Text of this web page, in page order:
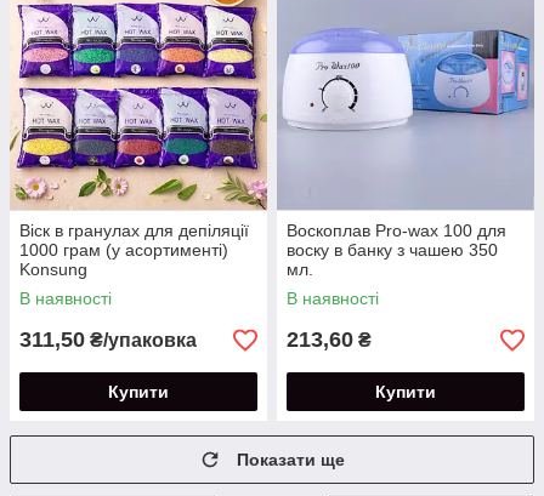
Віск в гранулах для депіляції
1000 грам (у асортименті)
Konsung
В наявності
311,50 ₴/упаковка
Купити
Воскоплав Pro-wax 100 для
воску в банку з чашею 350
мл.
В наявності
213,60 ₴
Купити
Показати ще